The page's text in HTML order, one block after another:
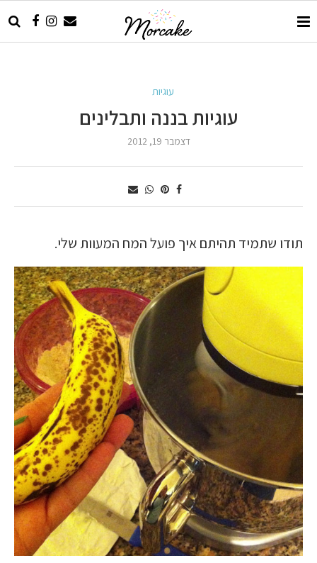
עוגיות
עוגיות בננה ותבלינים
דצמבר 19, 2012
תודו שתמיד תהיתם איך פועל המח המעוות שלי.